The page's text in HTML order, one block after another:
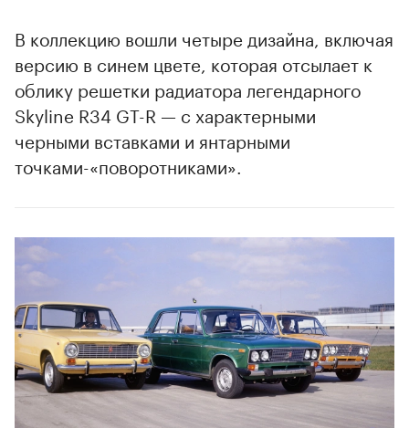
В коллекцию вошли четыре дизайна, включая
версию в синем цвете, которая отсылает к
облику решетки радиатора легендарного
Skyline R34 GT-R — с характерными
черными вставками и янтарными
точками-«поворотниками».